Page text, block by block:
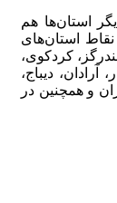
استان‌ها هم
استان‌های
کردکوی،
دیباج،
و همچنین در